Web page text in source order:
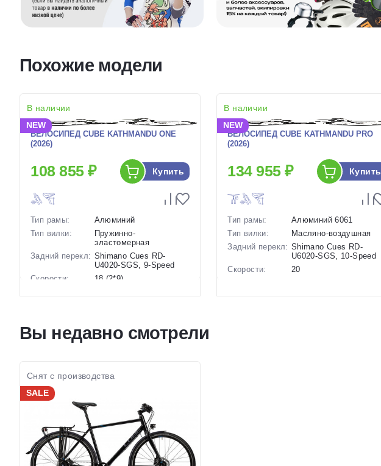
Похожие модели
В наличии
NEW
ВЕЛОСИПЕД CUBE KATHMANDU ONE
(2026)
108 855 ₽ Купить
Тип рамы:
Алюминий
Тип вилки:
Пружинно-
эластомерная
Задний перекл: Shimano Cues RD-
U4020-SGS, 9-Speed
Скорости:
18 (2*9)
Диаметр
колес:
28 дюймов
Артикул:
1130287
В наличии
NEW
ВЕЛОСИПЕД CUBE KATHMANDU PRO
(2026)
134 955 ₽ Купить
Тип рамы:
Алюминий 6061
Тип вилки:
Масляно-воздушная
Задний перекл: Shimano Cues RD-
U6020-SGS, 10-Speed
Скорости:
20
Вы недавно смотрели
Снят с производства
SALE